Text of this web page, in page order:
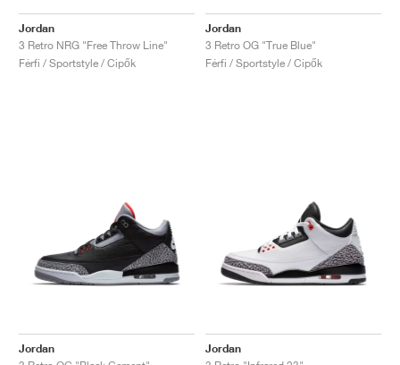
Jordan
3 Retro NRG "Free Throw Line"
Férfi / Sportstyle / Cipők
Jordan
3 Retro OG "True Blue"
Férfi / Sportstyle / Cipők
Jordan
Jordan